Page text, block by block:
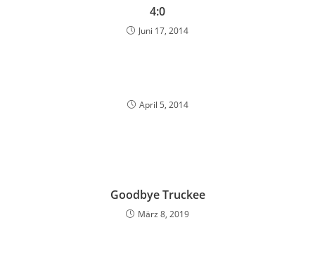
4:0
Juni 17, 2014
April 5, 2014
Goodbye Truckee
März 8, 2019